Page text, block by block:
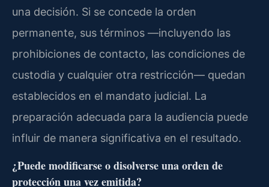
una decisión. Si se concede la orden
permanente, sus términos —incluyendo las
prohibiciones de contacto, las condiciones de
custodia y cualquier otra restricción— quedan
establecidos en el mandato judicial. La
preparación adecuada para la audiencia puede
influir de manera significativa en el resultado.
¿Puede modificarse o disolverse una orden de
protección una vez emitida?